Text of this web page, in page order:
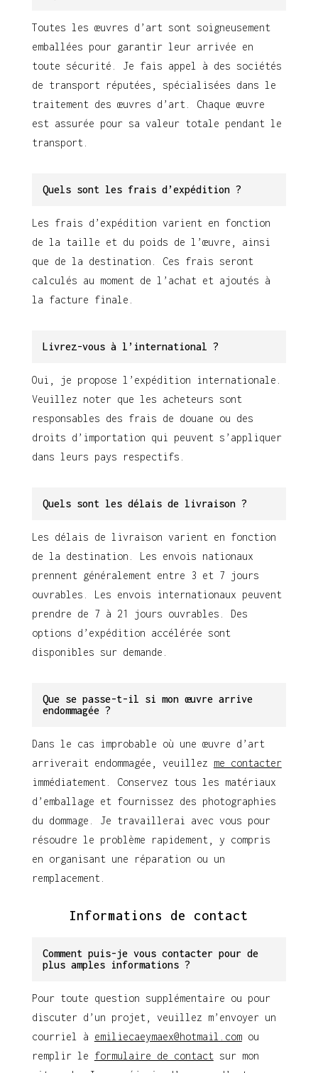
Toutes les œuvres d’art sont soigneusement
emballées pour garantir leur arrivée en
toute sécurité. Je fais appel à des sociétés
de transport réputées, spécialisées dans le
traitement des œuvres d’art. Chaque œuvre
est assurée pour sa valeur totale pendant le
transport.
Quels sont les frais d’expédition ?
Les frais d’expédition varient en fonction
de la taille et du poids de l’œuvre, ainsi
que de la destination. Ces frais seront
calculés au moment de l’achat et ajoutés à
la facture finale.
Livrez-vous à l’international ?
Oui, je propose l’expédition internationale.
Veuillez noter que les acheteurs sont
responsables des frais de douane ou des
droits d’importation qui peuvent s’appliquer
dans leurs pays respectifs.
Quels sont les délais de livraison ?
Les délais de livraison varient en fonction
de la destination. Les envois nationaux
prennent généralement entre 3 et 7 jours
ouvrables. Les envois internationaux peuvent
prendre de 7 à 21 jours ouvrables. Des
options d’expédition accélérée sont
disponibles sur demande.
Que se passe-t-il si mon œuvre arrive
endommagée ?
Dans le cas improbable où une œuvre d’art
arriverait endommagée, veuillez me contacter
immédiatement. Conservez tous les matériaux
d’emballage et fournissez des photographies
du dommage. Je travaillerai avec vous pour
résoudre le problème rapidement, y compris
en organisant une réparation ou un
remplacement.
Informations de contact
Comment puis-je vous contacter pour de
plus amples informations ?
Pour toute question supplémentaire ou pour
discuter d’un projet, veuillez m’envoyer un
courriel à emiliecaeymaex@hotmail.comou
remplir le formulaire de contactsur mon